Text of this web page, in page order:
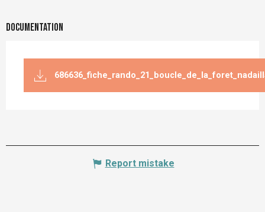
Documentation
Report mistake